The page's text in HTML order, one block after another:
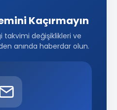
Kaçırmayın
takvimi değişiklikleri ve
anında haberdar olun.